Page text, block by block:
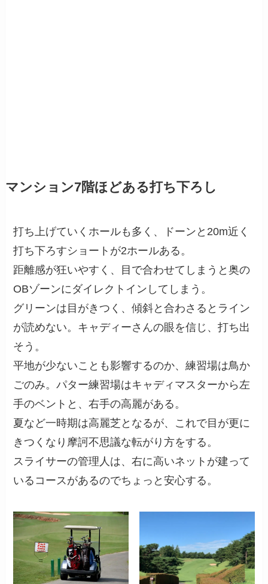
マンション7階ほどある打ち下ろし
打ち上げていくホールも多く、ドーンと20m近く
打ち下ろすショートが2ホールある。
距離感が狂いやすく、目で合わせてしまうと奥の
OBゾーンにダイレクトインしてしまう。
グリーンは目がきつく、傾斜と合わさるとライン
が読めない。キャディーさんの眼を信じ、打ち出
そう。
平地が少ないことも影響するのか、練習場は鳥か
ごのみ。パター練習場はキャディマスターから左
手のベントと、右手の高麗がある。
夏など一時期は高麗芝となるが、これで目が更に
きつくなり摩訶不思議な転がり方をする。
スライサーの管理人は、右に高いネットが建って
いるコースがあるのでちょっと安心する。